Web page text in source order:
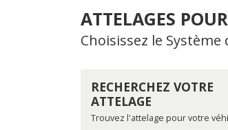
ATTELAGES
Choisissez le
RECHERCHEZ VOTRE
ATTELAGE
Trouvez l'attelage pour votre